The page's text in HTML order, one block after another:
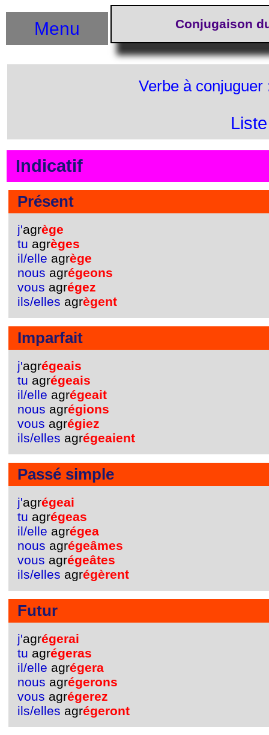
Conjugaison
Menu
Verbe à
Indicatif
Présent
j'agrège
tu agrèges
il/elle agrège
nous agrégeons
vous agrégez
ils/elles agrègent
Imparfait
j'agrégeais
tu agrégeais
il/elle agrégeait
nous agrégions
vous agrégiez
ils/elles agrégeaient
Passé simple
j'agrégeai
tu agrégeas
il/elle agrégea
nous agrégeâmes
vous agrégeâtes
ils/elles agrégèrent
Futur
j'agrégerai
tu agrégeras
il/elle agrégera
nous agrégerons
vous agrégerez
ils/elles agrégeront